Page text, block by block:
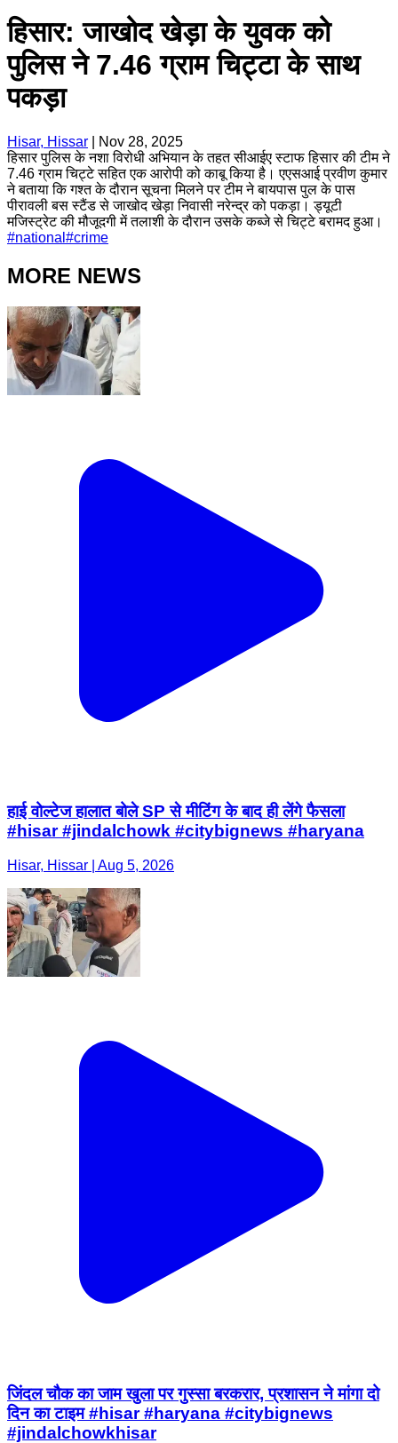
हिसार: जाखोद खेड़ा के युवक को
पुलिस ने 7.46 ग्राम चिट्टा के साथ
पकड़ा
Hisar, Hissar
Nov 28, 2025
हिसार पुलिस के नशा विरोधी अभियान के तहत सीआईए स्टाफ हिसार की टीम ने
7.46 ग्राम चिट्टे सहित एक आरोपी को काबू किया है। एएसआई प्रवीण कुमार
ने बताया कि गश्त के दौरान सूचना मिलने पर टीम ने बायपास पुल के पास
पीरावली बस स्टैंड से जाखोद खेड़ा निवासी नरेन्द्र को पकड़ा। ड्यूटी
मजिस्ट्रेट की मौजूदगी में तलाशी के दौरान उसके कब्जे से चिट्टे बरामद हुआ।
#national #crime
MORE NEWS
हाई वोल्टेज हालात बोले SP से मीटिंग के बाद ही लेंगे फैसला
#hisar #jindalchowk #citybignews #haryana
Hisar, Hissar | Aug 5, 2026
जिंदल चौक का जाम खुला पर गुस्सा बरकरार, प्रशासन ने मांगा दो
दिन का टाइम #hisar #haryana #citybignews
#jindalchowkhisar